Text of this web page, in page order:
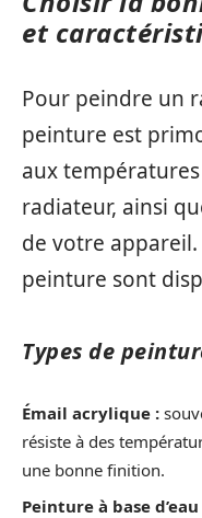
et
Pour peindre un
peinture est
aux
radiateur, ainsi
de votre
peinture sont
Types de
Émail acrylique :
résiste à des
une bonne finition.
Peinture à base d’eau